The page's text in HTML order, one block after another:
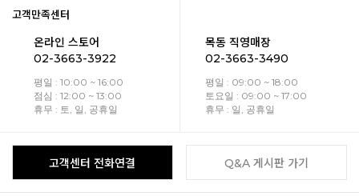
고객만족센터
온라인 스토어
02-3663-3922
평일 : 10:00 ~ 16:00
점심 : 12:00 ~ 13:00
휴무 : 토, 일, 공휴일
목동 직영매장
02-3663-3490
평일 : 09:00 ~ 18:00
토요일 : 09:00 ~ 17:00
휴무 : 일, 공휴일
고객센터 전화연결 Q&A 게시판 가기